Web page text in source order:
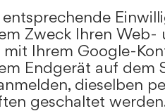
entsprechende
Zweck Ihren
Ihrem Google-
Endgerät auf dem
dieselben
geschaltet